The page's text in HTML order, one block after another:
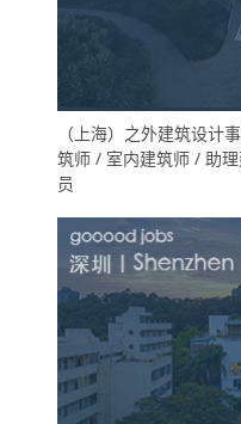
（上海）之外建筑设
筑师 / 室内建筑师 / 助
员